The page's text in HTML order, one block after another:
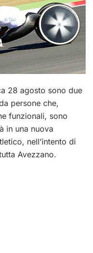
28 agosto sono due
persone che,
funzionali, sono
in una nuova
nell’intento di
Avezzano.